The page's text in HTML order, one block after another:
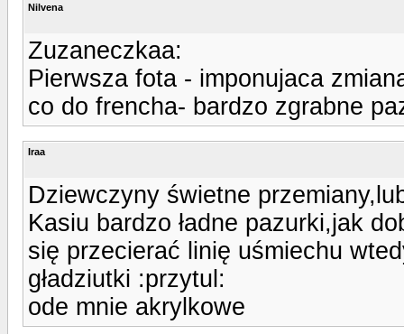
Nilvena
Zuzaneczkaa:
Pierwsza fota - imponujaca
co do frencha- bardzo zgrabne
Iraa
Dziewczyny świetne
Kasiu bardzo ładne pazurki,jak
się przecierać linię uśmiechu
gładziutki :przytul:
ode mnie akrylkowe